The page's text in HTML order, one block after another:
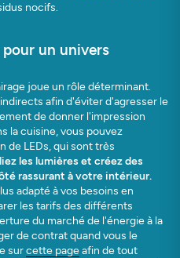
nocifs.
un univers
joue un rôle déterminant.
afin d'éviter d'agresser le
de donner l'impression
la cuisine, vous pouvez
de LEDs, qui sont très
les lumières et créez des
rassurant à votre intérieur.
adapté à vos besoins en
les tarifs des différents
du marché de l'énergie à la
de contrat quand vous le
surcette pageafin de tout